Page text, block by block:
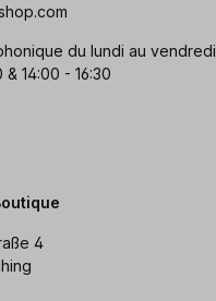
du lundi au vendredi
& 14:00 - 16:30
4